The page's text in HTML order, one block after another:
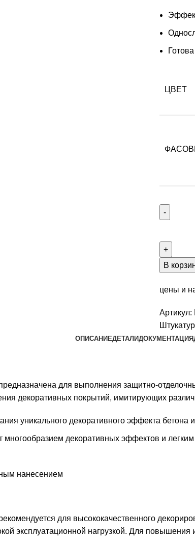
ЦВЕТ
Dekor
В
цены и
Артикул:
ОПИСАНИЕДЕТАЛИДОКУМЕНТАЦИЯ
для выполнения защитно-
декоративных покрытий, имитирующих
уникального декоративного эффекта бетона
многообразием декоративных эффектов и
нанесением
для высококачественного
эксплуатационной нагрузкой. Для